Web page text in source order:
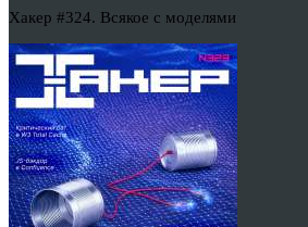
Хакер #324. Всякое с моделями